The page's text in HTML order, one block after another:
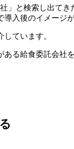
」と検索し出て
入後のイメージ
ています。
る給食委託会社